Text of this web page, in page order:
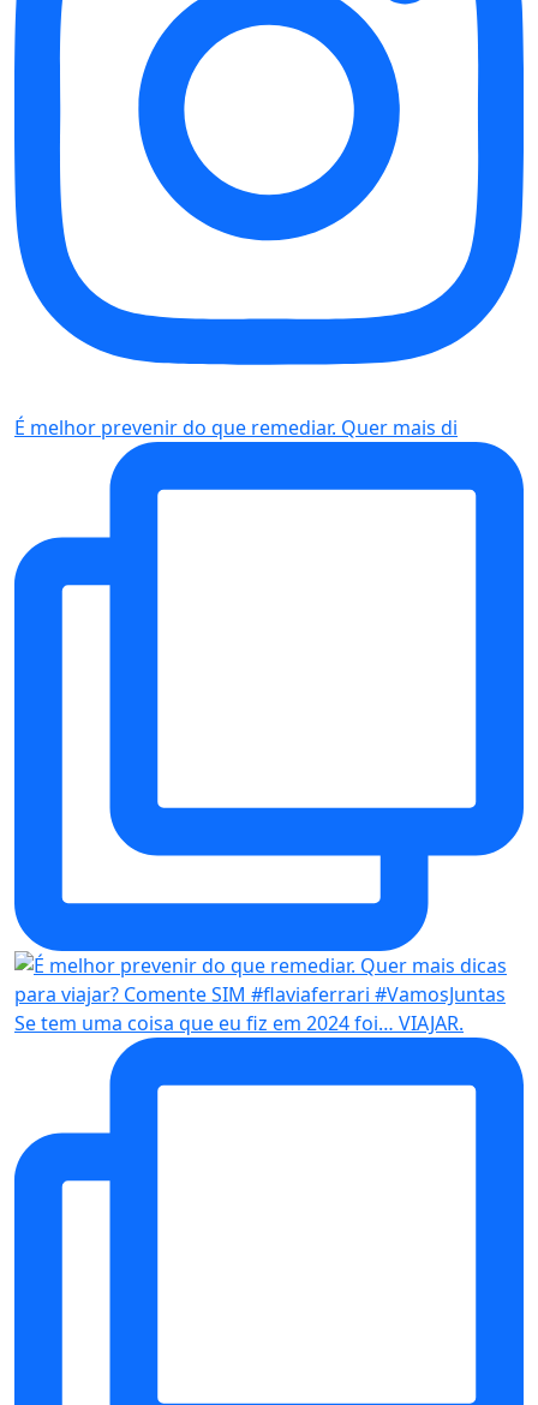
É melhor prevenir do que remediar. Quer mais di
Se tem uma coisa que eu fiz em 2024 foi… VIAJAR.